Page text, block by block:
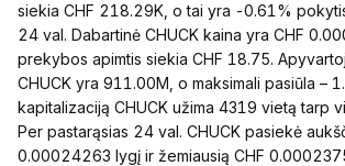
siekia CHF 218.29K, o tai yra -0.61%
24 val. Dabartinė CHUCK kaina yra CHF
prekybos apimtis siekia CHF 18.75.
CHUCK yra 911.00M, o maksimali pasiūla –
kapitalizaciją CHUCK užima 4319 vietą tarp
Per pastarąsias 24 val. CHUCK pasiekė
0.00024263 lygį ir žemiausią CHF